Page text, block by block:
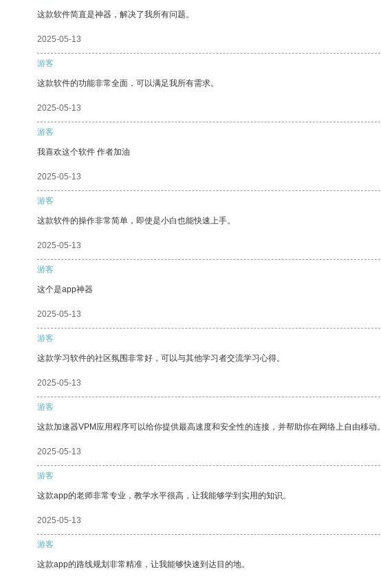
这款软件简直是神器，解决了我所有问题。
2025-05-13
游客
这款软件的功能非常全面，可以满足我所有需求。
2025-05-13
游客
我喜欢这个软件 作者加油
2025-05-13
游客
这款软件的操作非常简单，即使是小白也能快速上手。
2025-05-13
游客
这个是app神器
2025-05-13
游客
这款学习软件的社区氛围非常好，可以与其他学习者交流学习心得。
2025-05-13
游客
这款加速器VPM应用程序可以给你提供最高速度和安全性的连接，并帮助你在网络上自由移动。
2025-05-13
游客
这款app的老师非常专业，教学水平很高，让我能够学到实用的知识。
2025-05-13
游客
这款app的路线规划非常精准，让我能够快速到达目的地。